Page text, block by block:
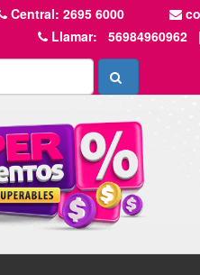
Central: 2695 6000
Llamar: 56984960962 |